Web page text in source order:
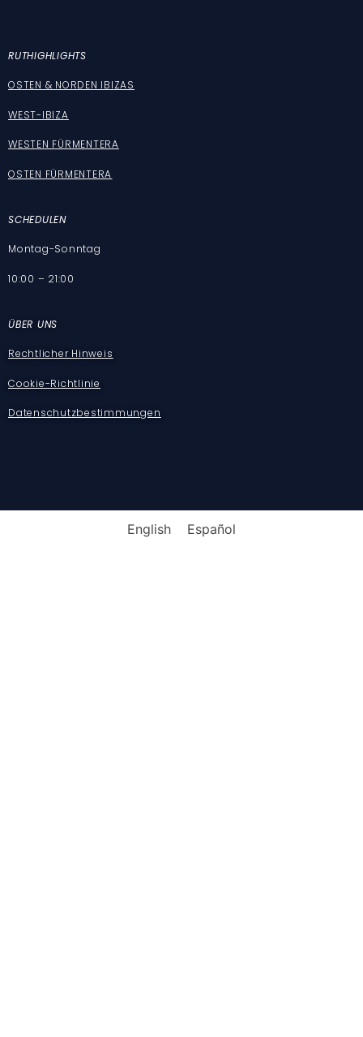
RUTHIGHLIGHTS
OSTEN & NORDEN IBIZAS
WEST-IBIZA
WESTEN FÜRMENTERA
OSTEN FÜRMENTERA
SCHEDULEN
Montag-Sonntag
10:00 – 21:00
ÜBER UNS
Rechtlicher Hinweis
Cookie-Richtlinie
Datenschutzbestimmungen
English Español